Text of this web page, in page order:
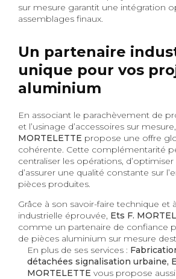
sur mesure garantit une intégration
assemblages finaux.
Un partenaire
unique pour vos
aluminium
En associant le parachèvement de
et l’usinage d’accessoires sur mesure,
MORTELETTE propose une offre
cohérente. Cette complémentarité
centraliser les opérations,
d’assurer une qualité constante sur
pièces produites.
Grâce à son savoir-faire technique et
industrielle éprouvée, Ets F.
comme un partenaire de confiance
de pièces aluminium sur mesure
En plus de ses services :
détachées signalisation urbaine,
MORTELETTE vous propose aussi